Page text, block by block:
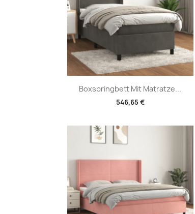
Boxspringbett Mit Matratze...
546,65 €
Vorschau